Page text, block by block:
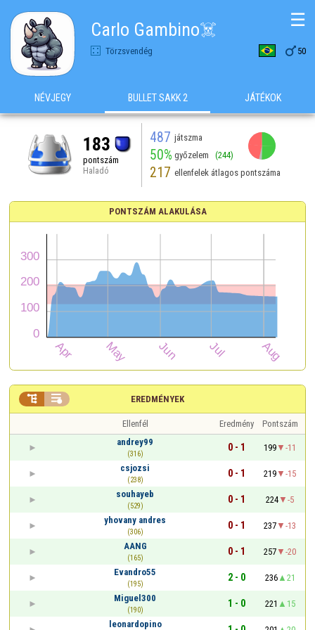
Carlo Gambino☠️
Törzsvendég  50
☰
NÉVJEGY BULLET SAKK 2 JÁTÉKOK
183
pontszám
Haladó
487 játszma
50% győzelem (244)
217 ellenfelek átlagos pontszáma
PONTSZÁM ALAKULÁSA
EREDMÉNYEK
 
Ellenfél Eredmény
Pontszám
andrey99
(316)
0 - 1 199
-11
csjozsi
(238)
0 - 1 219
-15
souhayeb
(529)
0 - 1 224
-5
yhovany andres
(306)
0 - 1 237
-13
AANG
(165)
0 - 1 257
-20
Evandro55
(195)
2 - 0 236
21
Miguel300
(190)
1 - 0 221
15
leonardopino